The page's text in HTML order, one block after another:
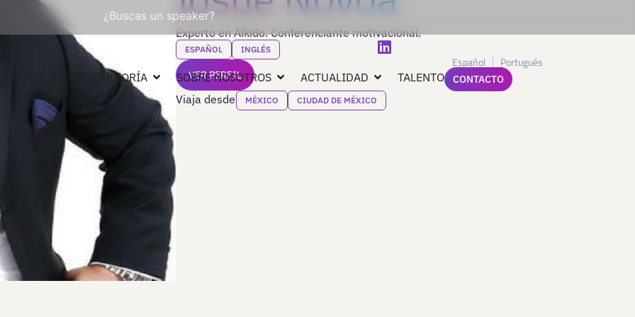
¿Buscas un speaker?
CONSULTORÍA SOBRE NOSOTROS ACTUALIDAD TALENTO
Español Portugués
CONTACTO
Experto en Aikido. Conferenciante motivacional.
ESPAÑOL INGLÉS
VER PERFIL
Viaja desde MÉXICO CIUDAD DE MÉXICO